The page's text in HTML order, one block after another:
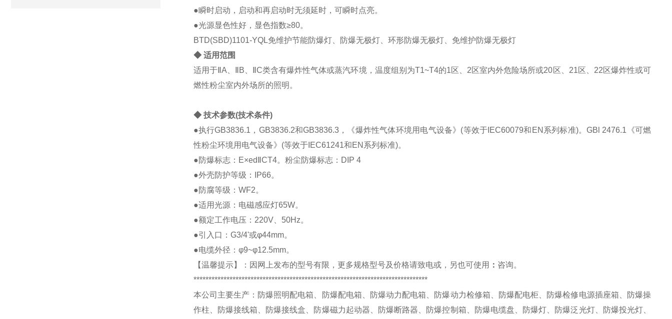
●瞬时启动，启动和再启动时无须延时，可瞬时点亮。
●光源显色性好，显色指数≥80。
BTD(SBD)1101-YQL免维护节能防爆灯、防爆无极灯、环形防爆无极灯、免维护防爆无极灯
◆ 适用范围
适用于ⅡA、ⅡB、ⅡC类含有爆炸性气体或蒸汽环境，温度组别为T1~T4的1区、2区室内外危险场所或20区、21区、22区爆炸性或可
燃性粉尘室内外场所的照明。
◆ 技术参数(技术条件)
●执行GB3836.1，GB3836.2和GB3836.3，《爆炸性气体环境用电气设备》(等效于IEC60079和EN系列标准)。GBl 2476.1《可燃
性粉尘环境用电气设备》(等效于IEC61241和EN系列标准)。
●防爆标志：E×edⅡCT4。粉尘防爆标志：DIP 4
●外壳防护等级：IP66。
●防腐等级：WF2。
●适用光源：电磁感应灯65W。
●额定工作电压：220V、50Hz。
●引入口：G3/4'或φ44mm。
●电缆外径：φ9~φ12.5mm。
【温馨提示】： 因网上发布的型号有限，更多规格型号及价格请致电或，另也可使用 ： 咨询。
******************************************************************************
本公司主要生产： 防爆照明配电箱、防爆配电箱、防爆动力配电箱、防爆动力检修箱、防爆配电柜、防爆检修电源插座箱、防爆操
作柱、防爆接线箱、防爆接线盒、防爆磁力起动器、防爆断路器、防爆控制箱、防爆电缆盘、防爆灯、防爆泛光灯、防爆投光灯、